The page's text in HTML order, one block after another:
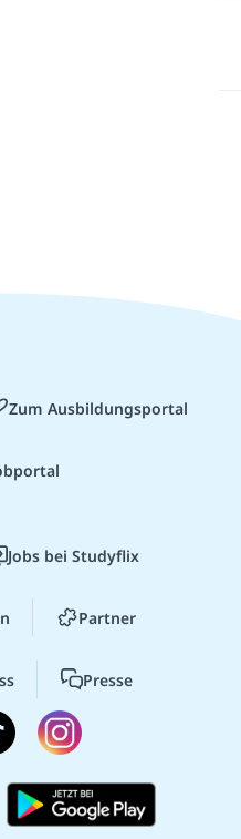
Zum Ausbildungsportal
Jobs bei Studyflix
Partner
Presse